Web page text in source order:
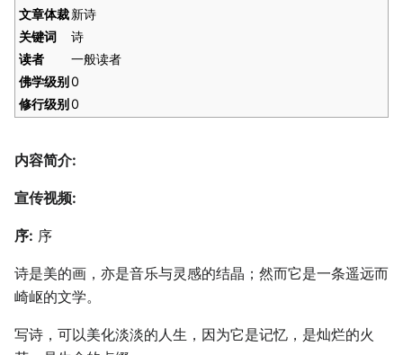
文章体裁新诗
关键词
诗
读者
一般读者
佛学级别0
修行级别0
内容简介:
宣传视频:
序: 序
诗是美的画，亦是音乐与灵感的结晶；然而它是一条遥远而
崎岖的文学。
写诗，可以美化淡淡的人生，因为它是记忆，是灿烂的火